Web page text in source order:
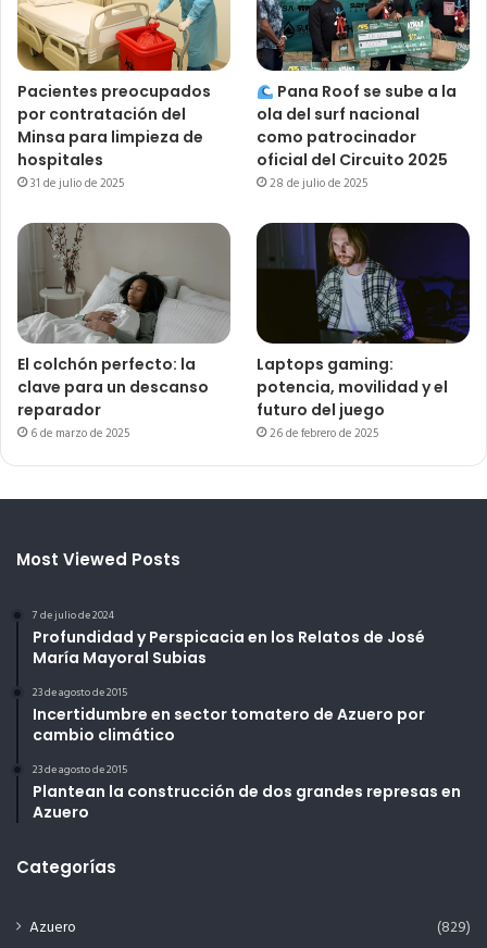
Pacientes preocupados
por contratación del
Minsa para limpieza de
hospitales
31 de julio de 2025
Pana Roof se sube a la
ola del surf nacional
como patrocinador
oficial del Circuito 2025
28 de julio de 2025
El colchón perfecto: la
clave para un descanso
reparador
6 de marzo de 2025
Laptops gaming:
potencia, movilidad y el
futuro del juego
26 de febrero de 2025
Most Viewed Posts
7 de julio de 2024
Profundidad y Perspicacia en los Relatos de José
María Mayoral Subias
23 de agosto de 2015
Incertidumbre en sector tomatero de Azuero por
cambio climático
23 de agosto de 2015
Plantean la construcción de dos grandes represas en
Azuero
Categorías
Azuero
(829)